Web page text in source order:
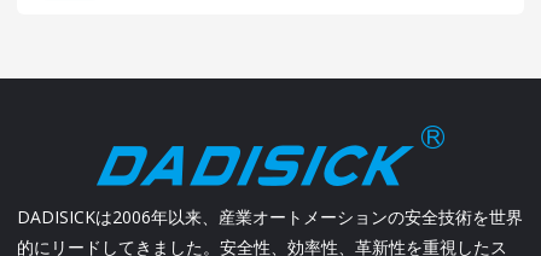
DADISICKは2006年以来、産業オートメーションの安全技術を世界
的にリードしてきました。安全性、効率性、革新性を重視したス